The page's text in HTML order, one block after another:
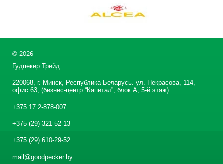
© 2026
Гудпекер Трейд
220068, г. Минск, Республика Беларусь. ул. Некрасова, 114,
офис 63, (бизнес-центр “Капитал”, блок А, 5-й этаж).
+375 17 2-878-007
+375 (29) 321-52-13
+375 (29) 610-29-52
mail@goodpecker.by